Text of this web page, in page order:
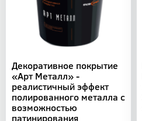
Декоративное покрытие
«Арт Металл» -
реалистичный эффект
полированного металла с
возможностью
патинирования